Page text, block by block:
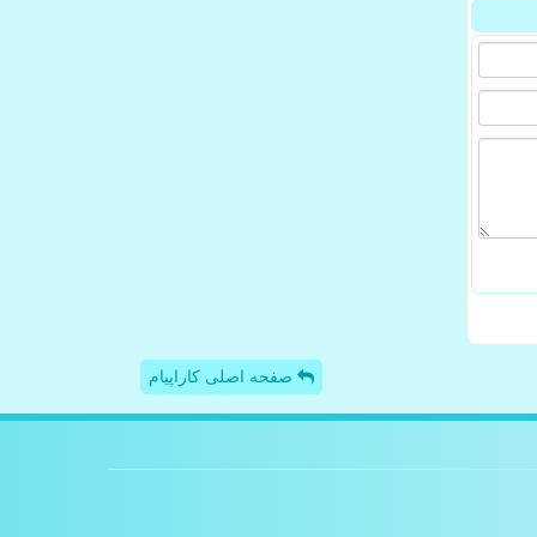
صفحه اصلی کاراپیام